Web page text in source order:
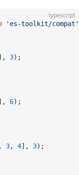
typescript
'es-toolkit/compat'
3);
6);
, 3, 4], 3);